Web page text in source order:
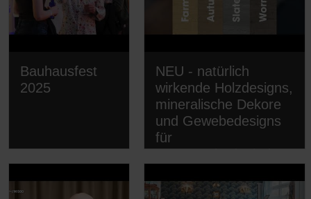
Bauhausfest
2025
NEU - natürlich
wirkende Holzdesigns,
mineralische Dekore
und Gewebedesigns
für